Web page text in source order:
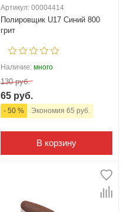
Артикул: 00004414
Полировщик U17 Синий 800
грит
Наличие: много
130 руб.
65 руб.
- 50 % Экономия 65 руб.
В корзину